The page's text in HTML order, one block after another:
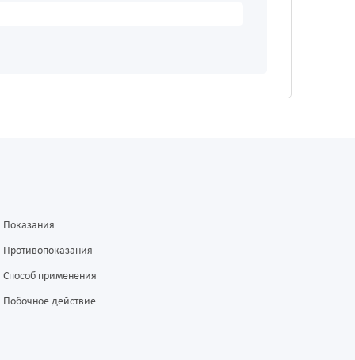
Показания
Противопоказания
Способ применения
Побочное действие